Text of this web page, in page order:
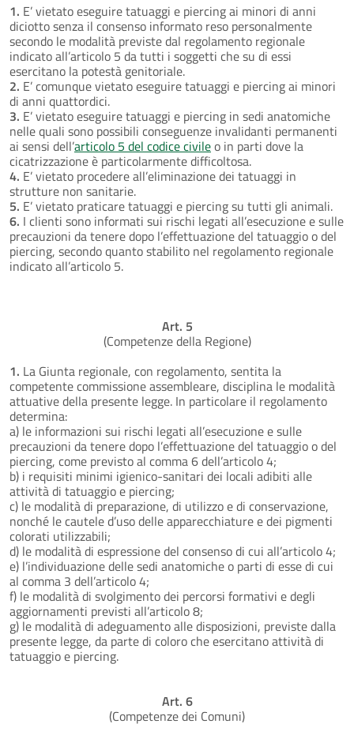
1. E’ vietato eseguire tatuaggi e piercing ai minori di anni
diciotto senza il consenso informato reso personalmente
secondo le modalità previste dal regolamento regionale
indicato all’articolo 5 da tutti i soggetti che su di essi
esercitano la potestà genitoriale.
2. E’ comunque vietato eseguire tatuaggi e piercing ai minori
di anni quattordici.
3. E’ vietato eseguire tatuaggi e piercing in sedi anatomiche
nelle quali sono possibili conseguenze invalidanti permanenti
ai sensi dell’articolo 5 del codice civileo in parti dove la
cicatrizzazione è particolarmente difficoltosa.
4. E’ vietato procedere all’eliminazione dei tatuaggi in
strutture non sanitarie.
5. E’ vietato praticare tatuaggi e piercing su tutti gli animali.
6. I clienti sono informati sui rischi legati all’esecuzione e sulle
precauzioni da tenere dopo l’effettuazione del tatuaggio o del
piercing, secondo quanto stabilito nel regolamento regionale
indicato all’articolo 5.
Art. 5
(Competenze della Regione)
1. La Giunta regionale, con regolamento, sentita la
competente commissione assembleare, disciplina le modalità
attuative della presente legge. In particolare il regolamento
determina:
a) le informazioni sui rischi legati all’esecuzione e sulle
precauzioni da tenere dopo l’effettuazione del tatuaggio o del
piercing, come previsto al comma 6 dell’articolo 4;
b) i requisiti minimi igienico-sanitari dei locali adibiti alle
attività di tatuaggio e piercing;
c) le modalità di preparazione, di utilizzo e di conservazione,
nonché le cautele d’uso delle apparecchiature e dei pigmenti
colorati utilizzabili;
d) le modalità di espressione del consenso di cui all’articolo 4;
e) l’individuazione delle sedi anatomiche o parti di esse di cui
al comma 3 dell’articolo 4;
f) le modalità di svolgimento dei percorsi formativi e degli
aggiornamenti previsti all’articolo 8;
g) le modalità di adeguamento alle disposizioni, previste dalla
presente legge, da parte di coloro che esercitano attività di
tatuaggio e piercing.
Art. 6
(Competenze dei Comuni)